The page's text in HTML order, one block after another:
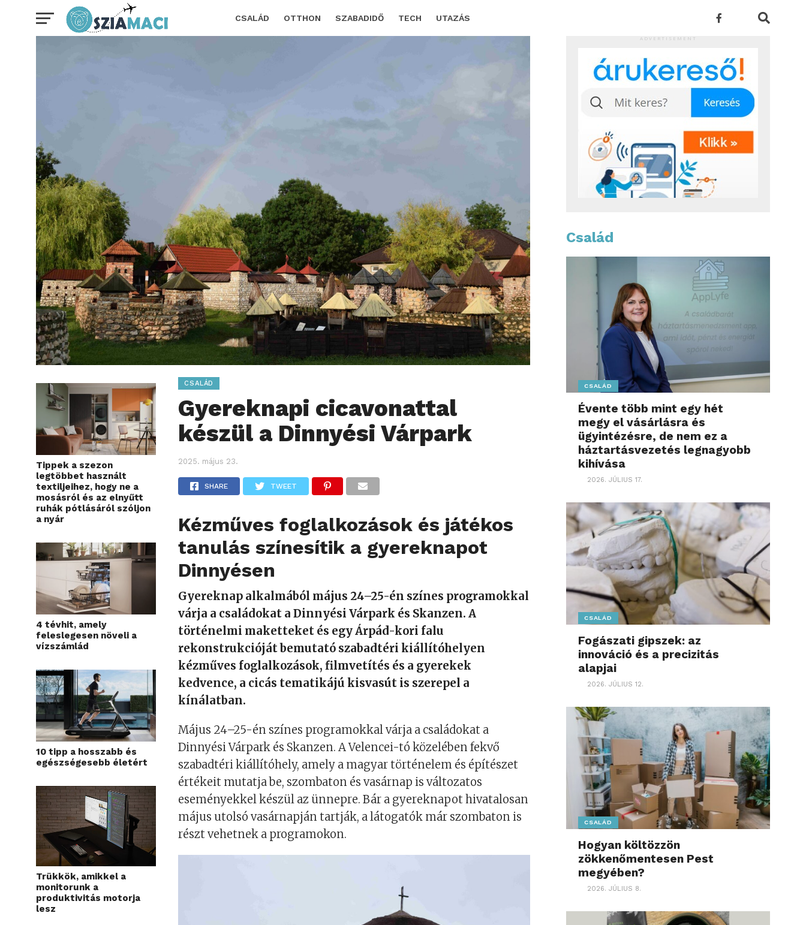
CSALÁD OTTHON SZABADIDŐ TECH UTAZÁS
Tippek a szezon
legtöbbet használt
textiljeihez, hogy ne a
mosásról és az elnyűtt
ruhák pótlásáról szóljon
a nyár
4 tévhit, amely
feleslegesen növeli a
vízszámlád
10 tipp a hosszabb és
egészségesebb életért
Trükkök, amikkel a
monitorunk a
produktivitás motorja
lesz
CSALÁD
Gyereknapi cicavonattal
készül a Dinnyési Várpark
2025. május 23.
SHARE TWEET
Kézműves foglalkozások és játékos
tanulás színesítik a gyereknapot
Dinnyésen
Gyereknap alkalmából május 24–25-én színes programokkal
várja a családokat a Dinnyési Várpark és Skanzen. A
történelmi maketteket és egy Árpád-kori falu
rekonstrukcióját bemutató szabadtéri kiállítóhelyen
kézműves foglalkozások, filmvetítés és a gyerekek
kedvence, a cicás tematikájú kisvasút is szerepel a
kínálatban.
Május 24–25-én színes programokkal várja a családokat a
Dinnyési Várpark és Skanzen. A Velencei-tó közelében fekvő
szabadtéri kiállítóhely, amely a magyar történelem és építészet
értékeit mutatja be, szombaton és vasárnap is változatos
eseményekkel készül az ünnepre. Bár a gyereknapot hivatalosan
május utolsó vasárnapján tartják, a látogatók már szombaton is
részt vehetnek a programokon.
ADVERTISEMENT
Család
CSALÁD
Évente több mint egy hét
megy el vásárlásra és
ügyintézésre, de nem ez a
háztartásvezetés legnagyobb
kihívása
2026. JÚLIUS 17.
CSALÁD
Fogászati gipszek: az
innováció és a precizitás
alapjai
2026. JÚLIUS 12.
CSALÁD
Hogyan költözzön
zökkenőmentesen Pest
megyében?
2026. JÚLIUS 8.